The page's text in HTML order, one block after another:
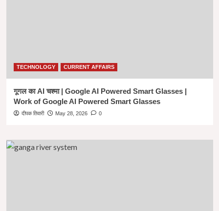
TECHNOLOGY CURRENT AFFAIRS
गूगल का AI चश्मा | Google AI Powered Smart Glasses |
Work of Google AI Powered Smart Glasses
दीपक तिवारी May 28, 2026 0